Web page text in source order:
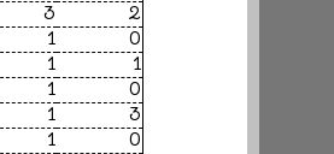
3
2
1
0
1
1
1
0
1
3
1
0